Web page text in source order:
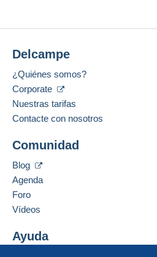
Delcampe
¿Quiénes somos?
Corporate
Nuestras tarifas
Contacte con nosotros
Comunidad
Blog
Agenda
Foro
Vídeos
Ayuda